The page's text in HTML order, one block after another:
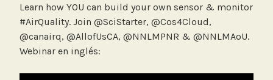
Learn how YOU can build your own sensor & monitor
#AirQuality. Join @SciStarter, @Cos4Cloud,
@canairq, @AllofUsCA, @NNLMPNR & @NNLMAoU.
Webinar en inglés: